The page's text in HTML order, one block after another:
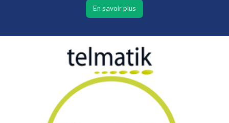
En savoir plus